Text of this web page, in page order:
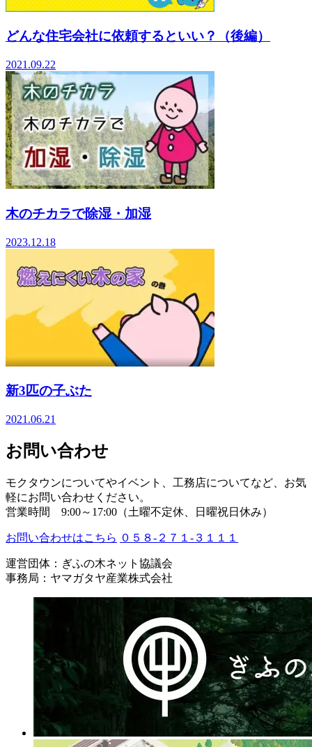
どんな住宅会社に依頼するといい？（後編）
2021.09.22
木のチカラで除湿・加湿
2023.12.18
新3匹の子ぶた
2021.06.21
お問い合わせ
モクタウンについてやイベント、工務店についてなど、お気
軽にお問い合わせください。
営業時間 9:00～17:00（土曜不定休、日曜祝日休み）
お問い合わせはこちら ０５８-２７１-３１１１
運営団体：ぎふの木ネット協議会
事務局：ヤマガタヤ産業株式会社